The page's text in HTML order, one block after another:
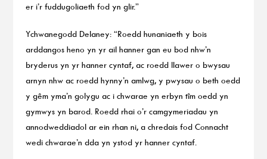
er i’r fuddugoliaeth fod yn glir.”
Ychwanegodd Delaney: “Roedd hunaniaeth y bois
arddangos heno yn yr ail hanner gan eu bod nhw’n
bryderus yn yr hanner cyntaf, ac roedd llawer o bwysau
arnyn nhw ac roedd hynny’n amlwg, y pwysau o beth oedd
y gêm yma’n golygu ac i chwarae yn erbyn tîm oedd yn
gymwys yn barod. Roedd rhai o’r camgymeriadau yn
annodweddiadol ar ein rhan ni, a chredais fod Connacht
wedi chwarae’n dda yn ystod yr hanner cyntaf.